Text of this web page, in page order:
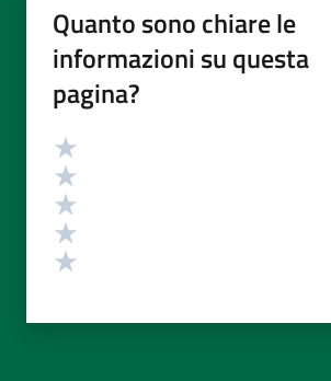
Quanto sono chiare le
informazioni su questa
pagina?
Valutazione